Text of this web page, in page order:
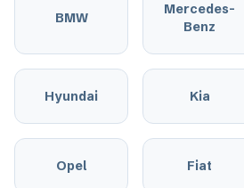
BMW
Mercedes-
Benz
Hyundai Kia
Opel Fiat